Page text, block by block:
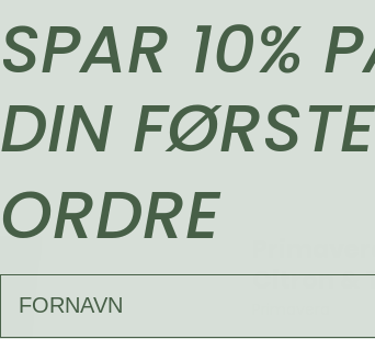
Citron &
SPAR 10%
DIN FØRSTE
ORDRE